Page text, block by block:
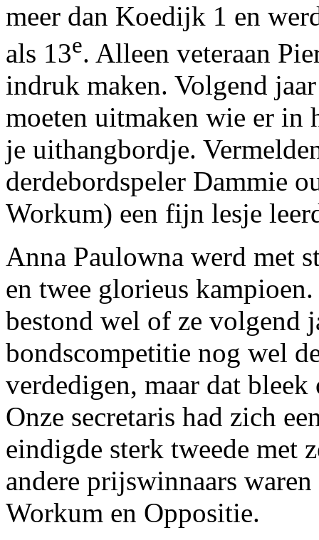
meer dan Koedijk 1 en
als 13e. Alleen veteraan
indruk maken. Volgend
moeten uitmaken wie er in
je uithangbordje.
derdebordspeler Dammie
Workum) een fijn lesje
Anna Paulowna werd met
en twee glorieus
bestond wel of ze volgend
bondscompetitie nog wel
verdedigen, maar dat
Onze secretaris had zich
eindigde sterk tweede met
andere prijswinnaars
Workum en Oppositie.